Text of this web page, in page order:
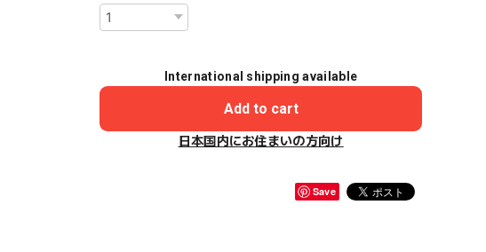
International shipping available
Add to cart
日本国内にお住まいの方向け
Save